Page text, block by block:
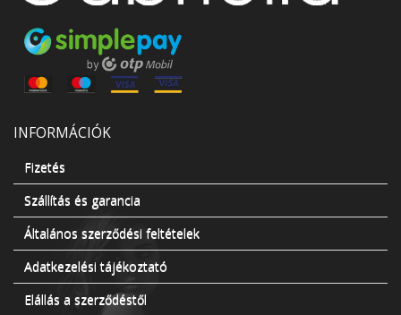
INFORMÁCIÓK
Fizetés
Szállítás és garancia
Általános szerződési feltételek
Adatkezelési tájékoztató
Elállás a szerződéstől